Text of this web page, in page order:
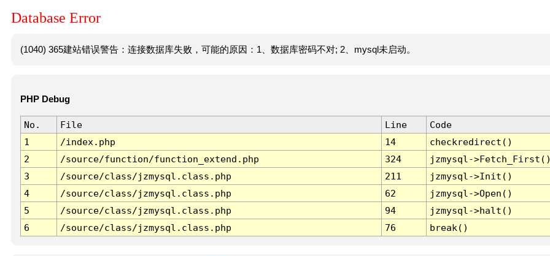
Database Error
(1040) 365建站错误警告：连接数据库失败，可能的原因：1、数据库密码不对; 2、mysql未启动。
PHP Debug
No. File Line
Code
1
/index.php 14
checkredirect()
2
/source/function/function_extend.php 324
jzmysql-
3
/source/class/jzmysql.class.php 211
jzmysql->Init()
4
/source/class/jzmysql.class.php 62
jzmysql->Open()
5
/source/class/jzmysql.class.php 94
jzmysql->halt()
6
/source/class/jzmysql.class.php 76 break()